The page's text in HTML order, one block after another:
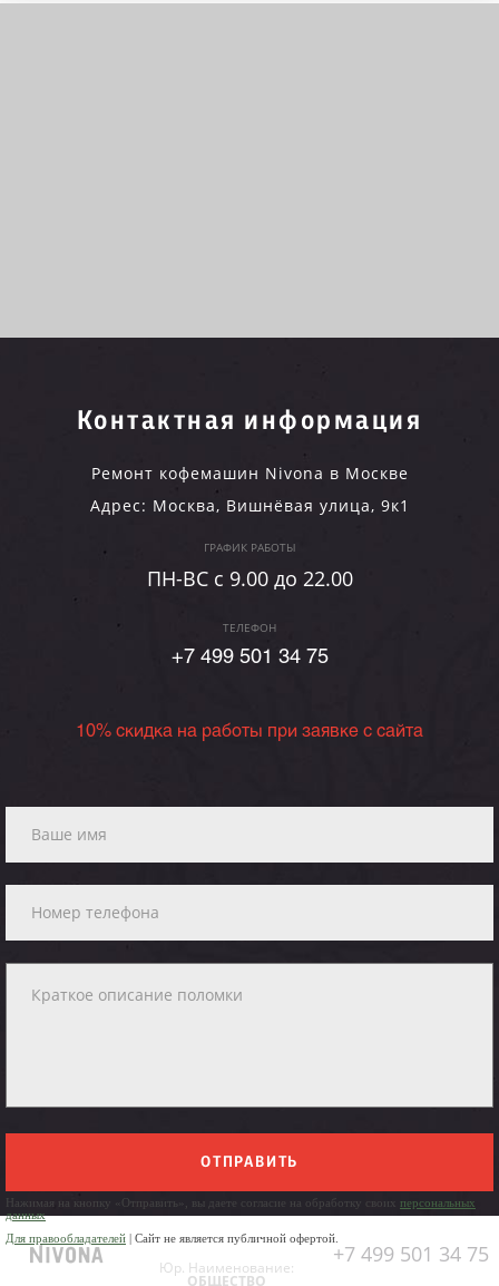
Контактная информация
Ремонт кофемашин Nivona в Москве
Адрес: Москва, Вишнёвая улица, 9к1
ГРАФИК РАБОТЫ
ПН-ВC c 9.00 до 22.00
ТЕЛЕФОН
+7 499 501 34 75
10% скидка на работы при заявке с сайта
ОТПРАВИТЬ
Нажимая на кнопку «Отправить», вы даете согласие на обработку своих персональных
данных
Для правообладателей | Сайт не является публичной офертой.
+7 499 501 34 75
Юр. Наименование:
ОБЩЕСТВО